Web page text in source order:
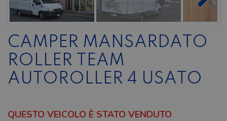
CAMPER MANSARDATO
ROLLER TEAM
AUTOROLLER 4 USATO
QUESTO VEICOLO È STATO VENDUTO